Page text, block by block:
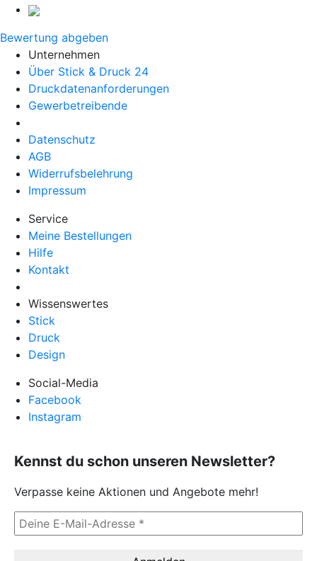
Bewertung abgeben
Unternehmen
Über Stick & Druck 24
Druckdatenanforderungen
Gewerbetreibende
Datenschutz
AGB
Widerrufsbelehrung
Impressum
Service
Meine Bestellungen
Hilfe
Kontakt
Wissenswertes
Stick
Druck
Design
Social-Media
Facebook
Instagram
Kennst du schon unseren Newsletter?
Verpasse keine Aktionen und Angebote mehr!